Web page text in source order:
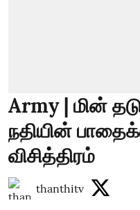
Army | மின்
நதியின்
விசித்திரம்
thanthitv